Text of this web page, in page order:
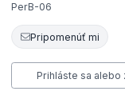
PerB-06
Pripomenúť mi
Prihláste sa